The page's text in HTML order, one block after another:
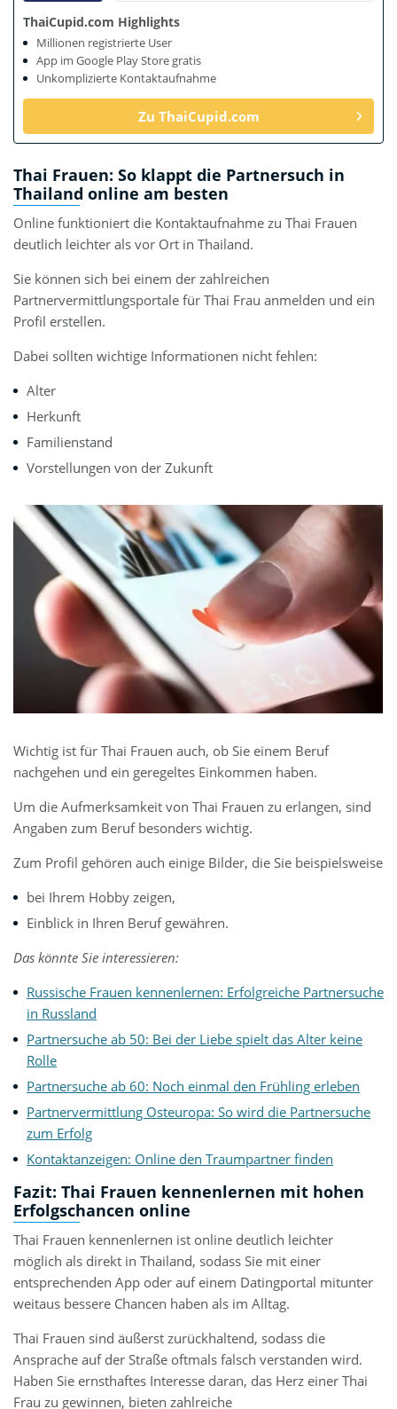
ThaiCupid.com Highlights
Millionen registrierte User
App im Google Play Store gratis
Unkomplizierte Kontaktaufnahme
Zu ThaiCupid.com
Thai Frauen: So klappt die Partnersuch in
Thailand online am besten
Online funktioniert die Kontaktaufnahme zu Thai Frauen
deutlich leichter als vor Ort in Thailand.
Sie können sich bei einem der zahlreichen
Partnervermittlungsportale für Thai Frau anmelden und ein
Profil erstellen.
Dabei sollten wichtige Informationen nicht fehlen:
Alter
Herkunft
Familienstand
Vorstellungen von der Zukunft
Wichtig ist für Thai Frauen auch, ob Sie einem Beruf
nachgehen und ein geregeltes Einkommen haben.
Um die Aufmerksamkeit von Thai Frauen zu erlangen, sind
Angaben zum Beruf besonders wichtig.
Zum Profil gehören auch einige Bilder, die Sie beispielsweise
bei Ihrem Hobby zeigen,
Einblick in Ihren Beruf gewähren.
Das könnte Sie interessieren:
Russische Frauen kennenlernen: Erfolgreiche Partnersuche
in Russland
Partnersuche ab 50: Bei der Liebe spielt das Alter keine
Rolle
Partnersuche ab 60: Noch einmal den Frühling erleben
Partnervermittlung Osteuropa: So wird die Partnersuche
zum Erfolg
Kontaktanzeigen: Online den Traumpartner finden
Fazit: Thai Frauen kennenlernen mit hohen
Erfolgschancen online
Thai Frauen kennenlernen ist online deutlich leichter
möglich als direkt in Thailand, sodass Sie mit einer
entsprechenden App oder auf einem Datingportal mitunter
weitaus bessere Chancen haben als im Alltag.
Thai Frauen sind äußerst zurückhaltend, sodass die
Ansprache auf der Straße oftmals falsch verstanden wird.
Haben Sie ernsthaftes Interesse daran, das Herz einer Thai
Frau zu gewinnen, bieten zahlreiche